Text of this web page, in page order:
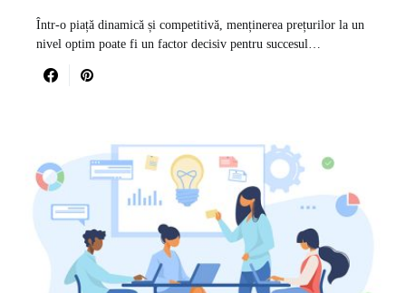
Într-o piață dinamică și competitivă, menținerea prețurilor la un
nivel optim poate fi un factor decisiv pentru succesul…